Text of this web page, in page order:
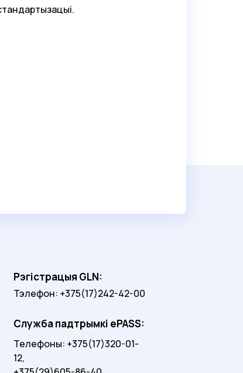
Рэгістрацыя GLN:
Тэлефон: +375(17)242-42-00
Служба падтрымкі ePASS:
Телефоны: +375(17)320-01-
12,